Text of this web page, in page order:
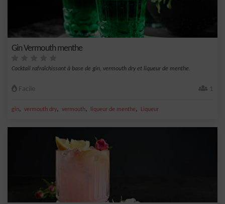
Gin Vermouth menthe
Cocktail rafraîchissant à base de gin, vermouth dry et liqueur de menthe.
Facile 1
gin, vermouth dry, vermouth, liqueur de menthe, Liqueur